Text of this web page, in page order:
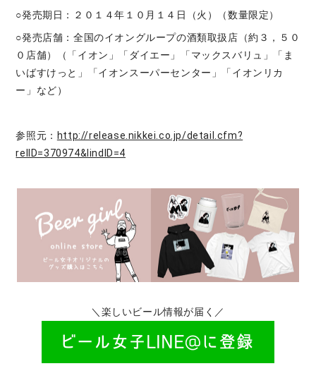
○発売期日：２０１４年１０月１４日（火）（数量限定）
○発売店舗：全国のイオングループの酒類取扱店（約３，５０
０店舗）（「イオン」「ダイエー」「マックスバリュ」「ま
いばすけっと」「イオンスーパーセンター」「イオンリカ
ー」など）
参照元： http://release.nikkei.co.jp/detail.cfm?
relID=370974&lindID=4
＼楽しいビール情報が届く／